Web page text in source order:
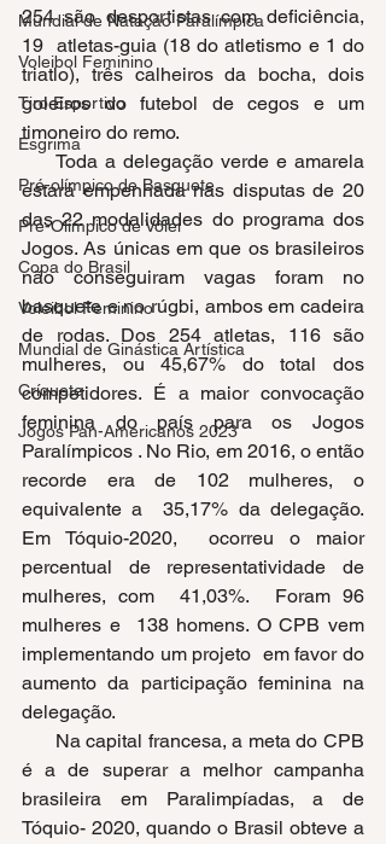
Mundial de Natação Paralímpica
Voleibol Feminino
Tiro Esportivo
Esgrima
Pré-olímpico de Basquete
Pré-Olímpico de Vôlei
Copa do Brasil
Voleibol Feminino
Mundial de Ginástica Artística
Críquete
Jogos Pan-Americanos 2023
254 são desportistas com deficiência,
19  atletas-guia (18 do atletismo e 1 do
triatlo), três calheiros da bocha, dois
goleiros do futebol de cegos e um
timoneiro do remo.
Toda a delegação verde e amarela
estará empenhada nas disputas de 20
das 22 modalidades do programa dos
Jogos. As únicas em que os brasileiros
não conseguiram vagas foram no
basquete e no rúgbi, ambos em cadeira
de rodas. Dos 254 atletas, 116 são
mulheres, ou 45,67% do total dos
competidores. É a maior convocação
feminina do país para os Jogos
Paralímpicos . No Rio, em 2016, o então
recorde era de 102 mulheres, o
equivalente a  35,17% da delegação.
Em Tóquio-2020,  ocorreu o maior
percentual de representatividade de
mulheres, com  41,03%.  Foram 96
mulheres e  138 homens. O CPB vem
implementando um projeto  em favor do
aumento da participação feminina na
delegação.
Na capital francesa, a meta do CPB
é a de superar a melhor campanha
brasileira em Paralimpíadas, a de
Tóquio- 2020, quando o Brasil obteve a